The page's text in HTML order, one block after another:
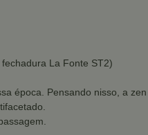
La Fonte ST2)
época. Pensando nisso, a